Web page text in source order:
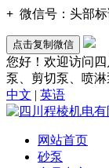
+ 微信号： 头部
点击复制微信
您好！欢迎访问
泵、剪切泵、喷淋
中文 | 英语
网站首页
砂泵